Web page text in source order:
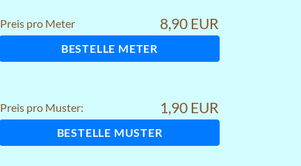
Preis pro Meter 8,90 EUR
BESTELLE METER
Preis pro Muster: 1,90 EUR
BESTELLE MUSTER